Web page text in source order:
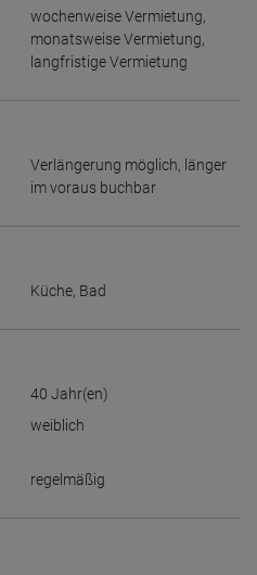
wochenweise Vermietung,
monatsweise Vermietung,
langfristige Vermietung
Verlängerung möglich, länger
im voraus buchbar
Küche, Bad
40 Jahr(en)
weiblich
regelmäßig